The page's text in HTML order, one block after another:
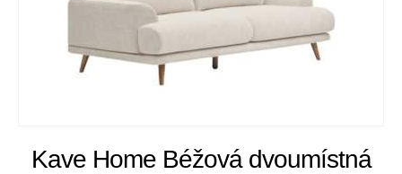
Kave Home Béžová dvoumístná